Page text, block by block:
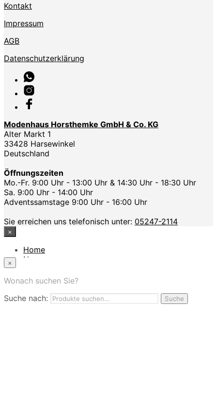
Kontakt
Impressum
AGB
Datenschutzerklärung
Modenhaus Horsthemke GmbH & Co. KG
Alter Markt 1
33428 Harsewinkel
Deutschland
Öffnungszeiten
Mo.-Fr. 9:00 Uhr - 13:00 Uhr & 14:30 Uhr - 18:30 Uhr
Sa. 9:00 Uhr - 14:00 Uhr
Adventssamstage 9:00 Uhr - 16:00 Uhr
Sie erreichen uns telefonisch unter: 05247-2114
×
Home
News
App
Nutzungbedingungen
×
Wonach suchen Sie?
Suche nach:
Suche